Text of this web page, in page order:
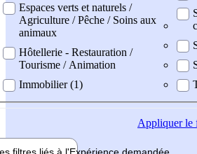
Espaces verts et naturels /
Agriculture / Pêche / Soins aux
animaux
Hôtellerie - Restauration /
Tourisme / Animation
Immobilier (1)
Appliquerle